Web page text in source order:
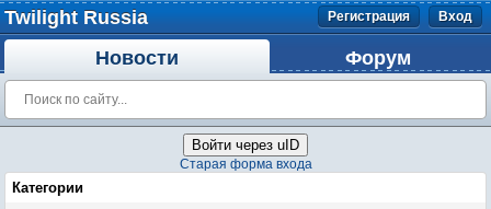
Twilight Russia Регистрация Вход
Новости Форум
Войти через uID
Старая форма входа
Категории